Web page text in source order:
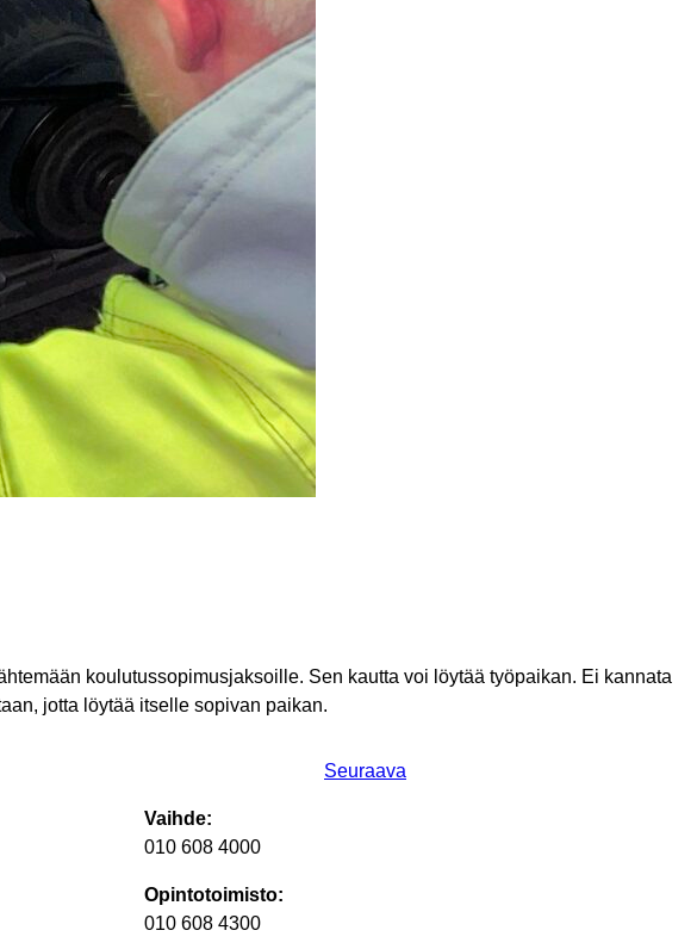
koulutussopimusjaksoille. Sen kautta voi löytää työpaikan. Ei kannata
jotta löytää itselle sopivan paikan.
Seuraava
Vaihde:
010 608 4000
Opintotoimisto:
010 608 4300